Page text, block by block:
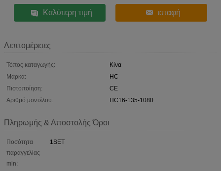
Καλύτερη τιμή επαφή
Λεπτομέρειες
Τόπος καταγωγής:
Κίνα
Μάρκα:
HC
Πιστοποίηση:
CE
Αριθμό μοντέλου:
HC16-135-1080
Πληρωμής & Αποστολής Όροι
Ποσότητα
παραγγελίας
min:
1SET